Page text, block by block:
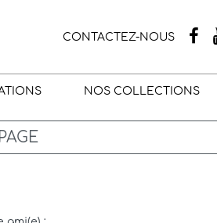
CONTACTEZ-NOUS
NOS COLLECTIONS